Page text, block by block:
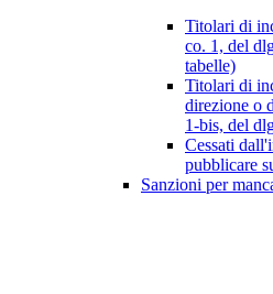
Titolari di
co. 1, del
tabelle)
Titolari di
direzione o
1-bis, del
Cessati
pubblicare
Sanzioni per